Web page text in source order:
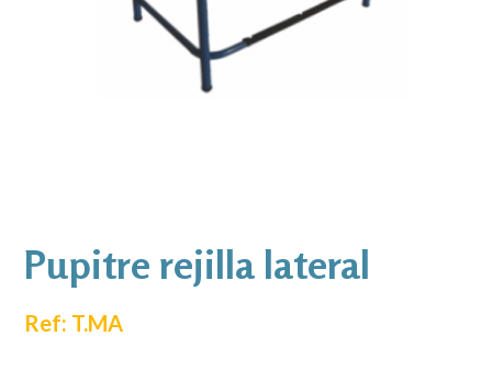
Pupitre rejilla lateral
Ref: T.MA